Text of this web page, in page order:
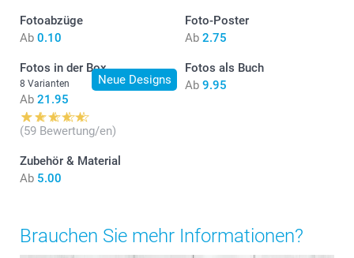
Fotoabzüge
Ab 0.10
Foto-Poster
Ab 2.75
Neue Designs
Fotos in der Box
8 Varianten
Ab 21.95
(59 Bewertung/en)
Fotos als Buch
Ab 9.95
Zubehör & Material
Ab 5.00
Brauchen Sie mehr Informationen?